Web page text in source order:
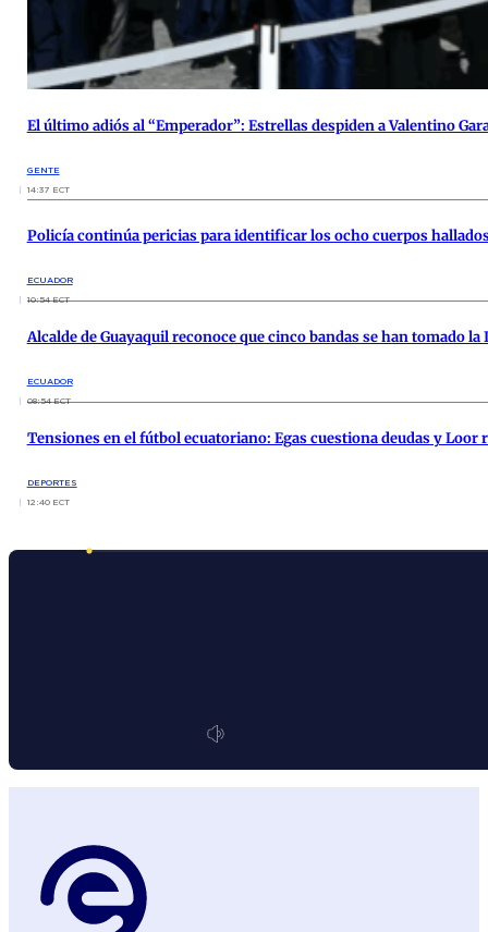
El último adiós al “Emperador”: Estrellas despiden a Valentino
GENTE
14:37 ECT
Policía continúa pericias para identificar los ocho cuerpos
ECUADOR
10:54 ECT
Alcalde de Guayaquil reconoce que cinco bandas se han tomado
ECUADOR
08:54 ECT
Tensiones en el fútbol ecuatoriano: Egas cuestiona deudas y Loor
DEPORTES
12:40 ECT